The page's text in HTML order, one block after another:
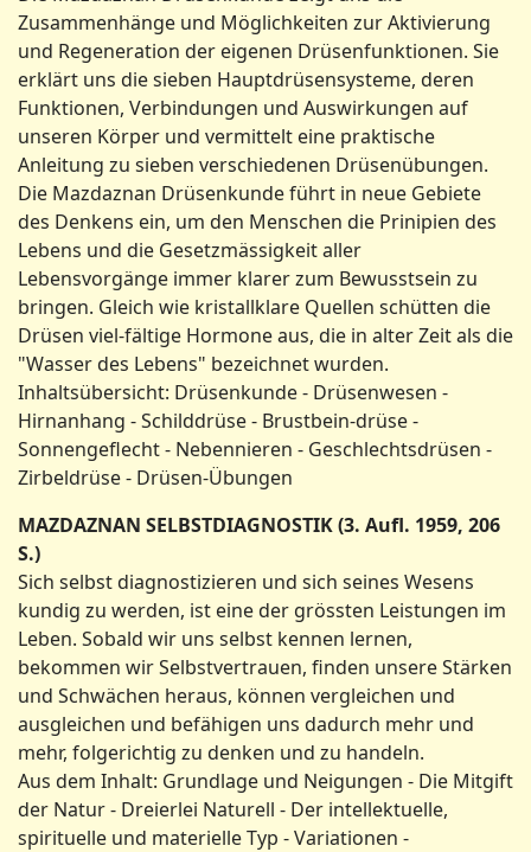
Zusammenhänge und Möglichkeiten zur Aktivierung
und Regeneration der eigenen Drüsenfunktionen. Sie
erklärt uns die sieben Hauptdrüsensysteme, deren
Funktionen, Verbindungen und Auswirkungen auf
unseren Körper und vermittelt eine praktische
Anleitung zu sieben verschiedenen Drüsenübungen.
Die Mazdaznan Drüsenkunde führt in neue Gebiete
des Denkens ein, um den Menschen die Prinipien des
Lebens und die Gesetzmässigkeit aller
Lebensvorgänge immer klarer zum Bewusstsein zu
bringen. Gleich wie kristallklare Quellen schütten die
Drüsen viel-fältige Hormone aus, die in alter Zeit als die
"Wasser des Lebens" bezeichnet wurden.
Inhaltsübersicht: Drüsenkunde - Drüsenwesen -
Hirnanhang - Schilddrüse - Brustbein-drüse -
Sonnengeflecht - Nebennieren - Geschlechtsdrüsen -
Zirbeldrüse - Drüsen-Übungen
MAZDAZNAN SELBSTDIAGNOSTIK (3. Aufl. 1959, 206
S.)
Sich selbst diagnostizieren und sich seines Wesens
kundig zu werden, ist eine der grössten Leistungen im
Leben. Sobald wir uns selbst kennen lernen,
bekommen wir Selbstvertrauen, finden unsere Stärken
und Schwächen heraus, können vergleichen und
ausgleichen und befähigen uns dadurch mehr und
mehr, folgerichtig zu denken und zu handeln.
Aus dem Inhalt: Grundlage und Neigungen - Die Mitgift
der Natur - Dreierlei Naturell - Der intellektuelle,
spirituelle und materielle Typ - Variationen -